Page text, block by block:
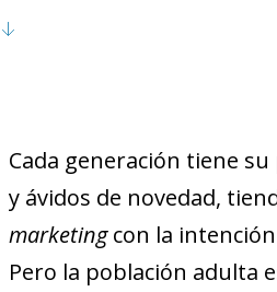
Cada generación tiene
y ávidos de novedad,
marketing con la
Pero la población adulta